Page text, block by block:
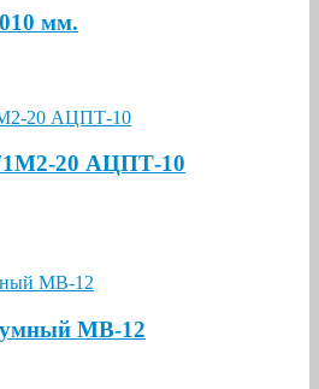
мм.
20 АЦПТ-10
МВ-12